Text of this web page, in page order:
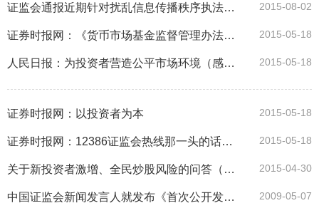
证监会通报近期针对扰乱信息传播秩序执法工作情况 2015-08-02
证券时报网：《货币市场基金监督管理办法(征求意见稿)》及其配套规则公开征求意见 2015-05-18
人民日报：为投资者营造公平市场环境（感言） 2015-05-18
证券时报网：以投资者为本 2015-05-18
证券时报网：12386证监会热线那一头的话务员 2015-05-18
关于新投资者激增、全民炒股风险的问答（转自证监会网站） 2015-04-30
中国证监会新闻发言人就发布《首次公开发行股票并在创业板上市管理暂行办法》答记者问 2009-05-07